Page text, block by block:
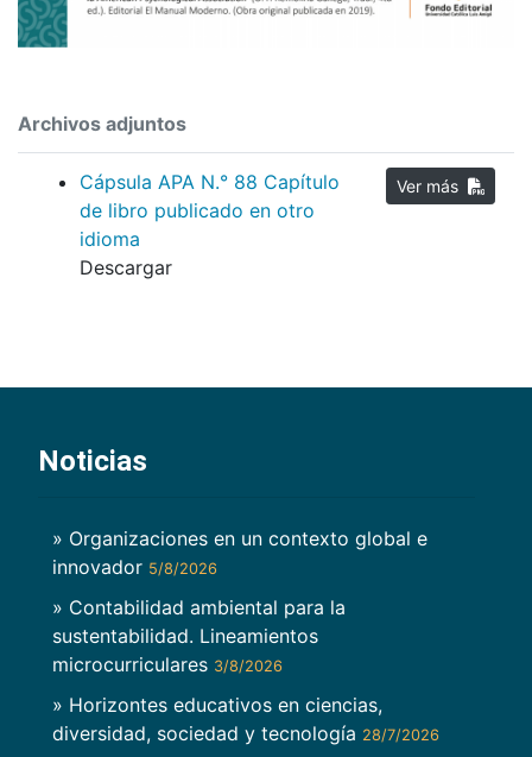
Archivos adjuntos
Cápsula APA N.° 88 Capítulo
de libro publicado en otro
idioma
Descargar
Noticias
» Organizaciones en un contexto global e
innovador 5/8/2026
» Contabilidad ambiental para la
sustentabilidad. Lineamientos
microcurriculares 3/8/2026
» Horizontes educativos en ciencias,
diversidad, sociedad y tecnología 28/7/2026